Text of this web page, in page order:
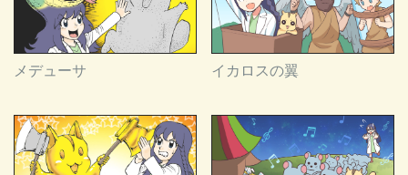
メデューサ イカロスの翼